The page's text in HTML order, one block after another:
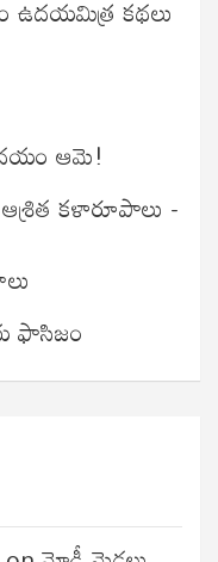
ఉదయమిత్ర కథలు
ఆమె!
కళారూపాలు -
ఫాసిజం